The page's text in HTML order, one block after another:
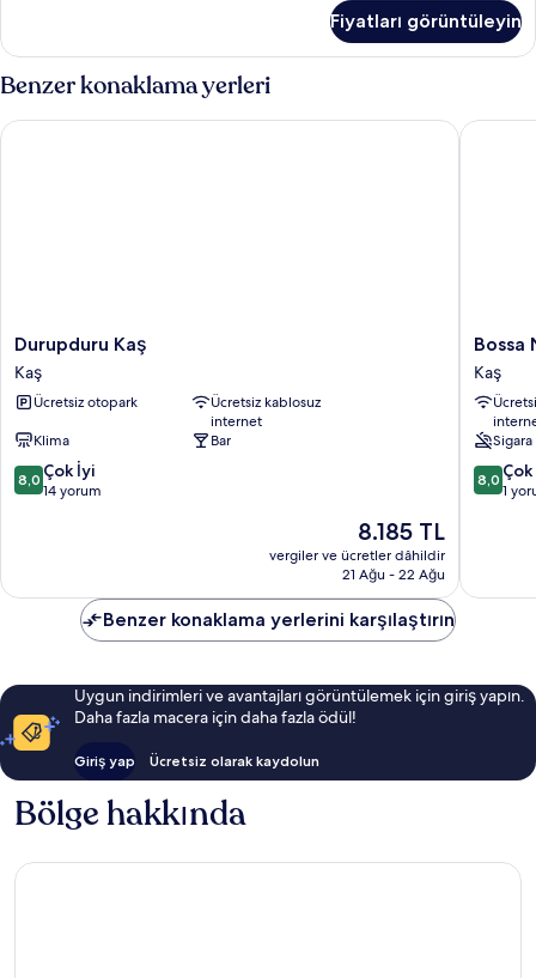
Oda
hakkında
daha
fazla
detay
Fiyatları görüntüleyin
Benzer konaklama yerleri
Durupduru
Kaş
Kaş
Durupduru Kaş
Kaş
Ücretsiz otopark
Ücretsiz kablosuz
internet
Klima
Bar
10
üzerinden
yorum
8,0 Çok İyi
14 yorum
Güncel
fiyat:
8.185 TL
8.185 TL
vergiler ve ücretler dâhildir
21 Ağu - 22 Ağu
Durupduru Kaş
Bossa
Nova
Mare
Kaş
Bossa
Kaş
10
yorum
8,0
1
Bossa
Benzer konaklama yerlerini karşılaştırın
Uygun indirimleri ve avantajları görüntülemek için giriş yapın.
Daha fazla macera için daha fazla ödül!
Giriş yap Ücretsiz olarak kaydolun
Bölge hakkında